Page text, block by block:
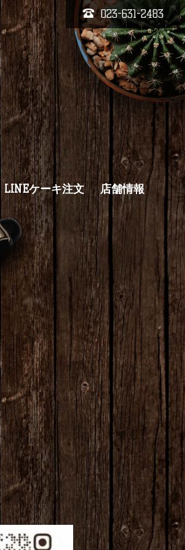
023-631-2483
LINEケーキ注文 店舗情報